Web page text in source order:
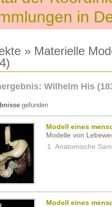
in
» Materielle
Wilhelm His
gefunden
Modell eines
Modelle von
Anatomische
Modell eines